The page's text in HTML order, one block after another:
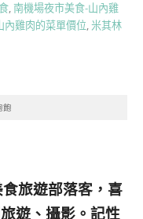
,南機場夜市美食-山內雞
內雞肉的菜單價位,米其林
飽
旅遊部落客， 喜
遊、攝影。 記性